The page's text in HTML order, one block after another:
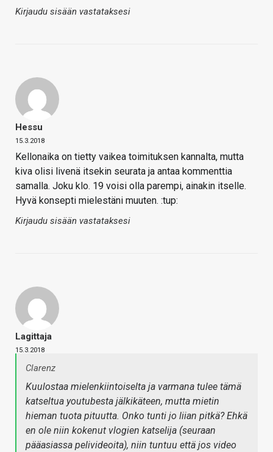
Kirjaudu sisään vastataksesi
Hessu
15.3.2018
Kellonaika on tietty vaikea toimituksen kannalta, mutta
kiva olisi livenä itsekin seurata ja antaa kommenttia
samalla. Joku klo. 19 voisi olla parempi, ainakin itselle.
Hyvä konsepti mielestäni muuten. :tup:
Kirjaudu sisään vastataksesi
Lagittaja
15.3.2018
Clarenz
Kuulostaa mielenkiintoiselta ja varmana tulee tämä
katseltua youtubesta jälkikäteen, mutta mietin
hieman tuota pituutta. Onko tunti jo liian pitkä? Ehkä
en ole niin kokenut vlogien katselija (seuraan
pääasiassa pelivideoita), niin tuntuu että jos video